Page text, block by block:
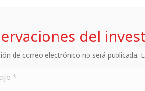
del
de correo electrónico no será